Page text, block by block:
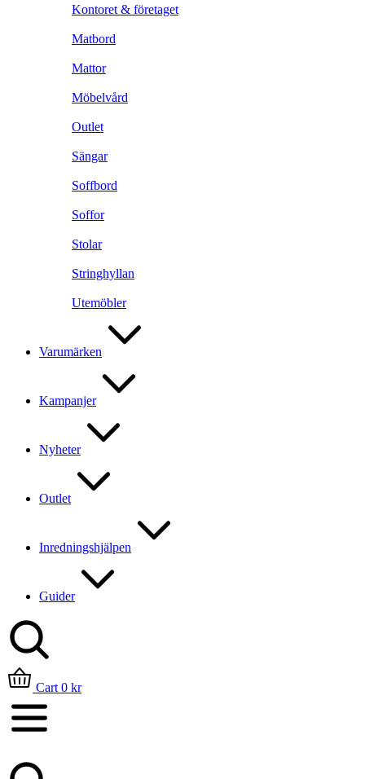
Kontoret & företaget
Matbord
Mattor
Möbelvård
Outlet
Sängar
Soffbord
Soffor
Stolar
Stringhyllan
Utemöbler
Varumärken
Kampanjer
Nyheter
Outlet
Inredningshjälpen
Guider
Cart 0 kr